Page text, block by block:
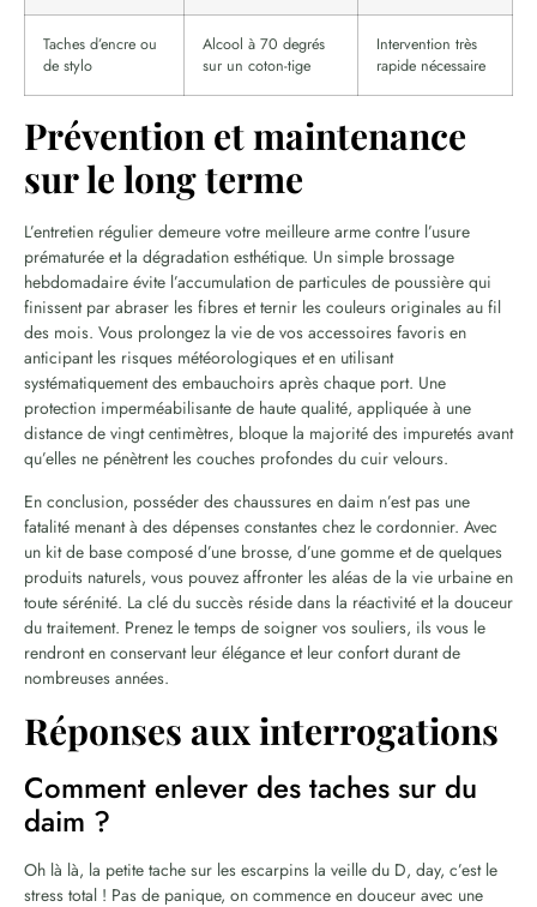
Taches d’encre ou
de stylo
Alcool à 70 degrés
sur un coton-tige
Intervention très
rapide nécessaire
Prévention et maintenance
sur le long terme
L’entretien régulier demeure votre meilleure arme contre l’usure
prématurée et la dégradation esthétique. Un simple brossage
hebdomadaire évite l’accumulation de particules de poussière qui
finissent par abraser les fibres et ternir les couleurs originales au fil
des mois. Vous prolongez la vie de vos accessoires favoris en
anticipant les risques météorologiques et en utilisant
systématiquement des embauchoirs après chaque port. Une
protection imperméabilisante de haute qualité, appliquée à une
distance de vingt centimètres, bloque la majorité des impuretés avant
qu’elles ne pénètrent les couches profondes du cuir velours.
En conclusion, posséder des chaussures en daim n’est pas une
fatalité menant à des dépenses constantes chez le cordonnier. Avec
un kit de base composé d’une brosse, d’une gomme et de quelques
produits naturels, vous pouvez affronter les aléas de la vie urbaine en
toute sérénité. La clé du succès réside dans la réactivité et la douceur
du traitement. Prenez le temps de soigner vos souliers, ils vous le
rendront en conservant leur élégance et leur confort durant de
nombreuses années.
Réponses aux interrogations
Comment enlever des taches sur du
daim ?
Oh là là, la petite tache sur les escarpins la veille du D, day, c’est le
stress total ! Pas de panique, on commence en douceur avec une